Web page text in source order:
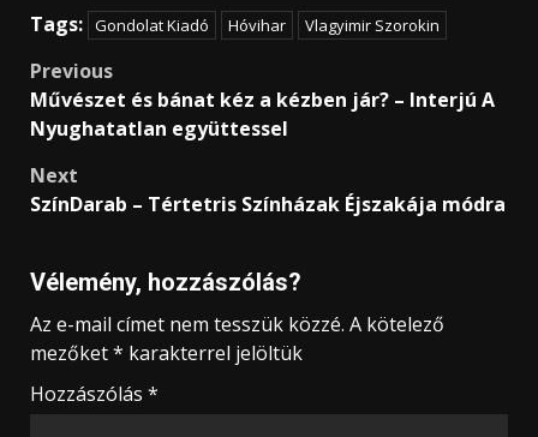
Tags: Gondolat Kiadó Hóvihar Vlagyimir Szorokin
Post
navigation
Previous
Művészet és bánat kéz a kézben jár? – Interjú A
Nyughatatlan együttessel
Next
SzínDarab – Tértetris Színházak Éjszakája módra
Vélemény, hozzászólás?
Az e-mail címet nem tesszük közzé. A kötelező
mezőket* karakterrel jelöltük
Hozzászólás *